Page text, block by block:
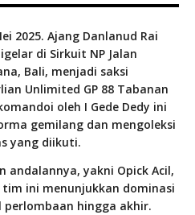
2025. Ajang Danlanud Rai
di Sirkuit NP Jalan
Bali, menjadi saksi
Unlimited GP 88 Tabanan
oleh I Gede Dedy ini
gemilang dan mengoleksi
yang diikuti.
andalannya, yakni Opick Acil,
tim ini menunjukkan dominasi
perlombaan hingga akhir.